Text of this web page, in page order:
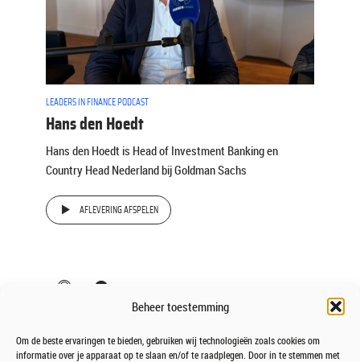
Beheer toestemming
Om de beste ervaringen te bieden, gebruiken wij technologieën zoals cookies om
informatie over je apparaat op te slaan en/of te raadplegen. Door in te stemmen met
LEADERS IN FINANCE PODCAST
Hans den Hoedt
Hans den Hoedt is Head of Investment Banking en
Country Head Nederland bij Goldman Sachs
AFLEVERING AFSPELEN